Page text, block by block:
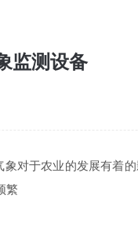
监测设备
对于农业的发展有着
繁